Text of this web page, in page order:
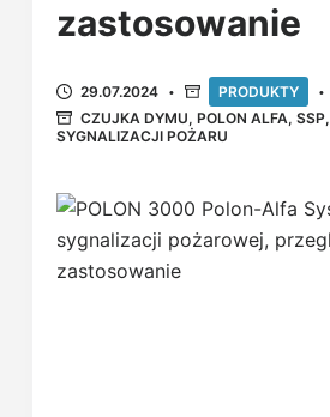
zastosowanie
29.07.2024
PRODUKTY
CZUJKA DYMU, POLON ALFA, SSP,
SYGNALIZACJI POŻARU